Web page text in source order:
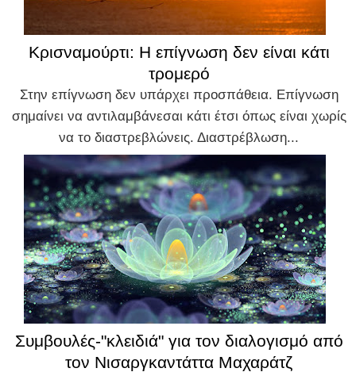
Κρισναμούρτι: Η επίγνωση δεν είναι κάτι
τρομερό
Στην επίγνωση δεν υπάρχει προσπάθεια. Επίγνωση
σημαίνει να αντιλαμβάνεσαι κάτι έτσι όπως είναι χωρίς
να το διαστρεβλώνεις. Διαστρέβλωση...
Συμβουλές-"κλειδιά" για τον διαλογισμό από
τον Νισαργκαντάττα Μαχαράτζ